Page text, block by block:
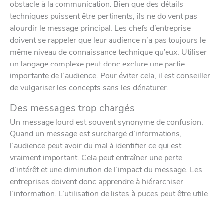
obstacle à la communication. Bien que des détails
techniques puissent être pertinents, ils ne doivent pas
alourdir le message principal. Les chefs d’entreprise
doivent se rappeler que leur audience n’a pas toujours le
même niveau de connaissance technique qu’eux. Utiliser
un langage complexe peut donc exclure une partie
importante de l’audience. Pour éviter cela, il est conseiller
de vulgariser les concepts sans les dénaturer.
Des messages trop chargés
Un message lourd est souvent synonyme de confusion.
Quand un message est surchargé d’informations,
l’audience peut avoir du mal à identifier ce qui est
vraiment important. Cela peut entraîner une perte
d’intérêt et une diminution de l’impact du message. Les
entreprises doivent donc apprendre à hiérarchiser
l’information. L’utilisation de listes à puces peut être utile